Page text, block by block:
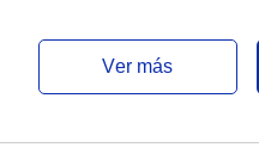
ver más